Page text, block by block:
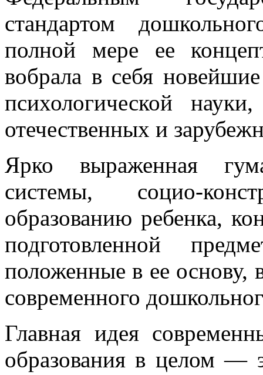
стандартом
полной мере ее
вобрала в себя
психологической
отечественных и
Ярко выраженная
системы, социо-
образованию ребенка,
подготовленной
положенные в ее основу,
современного
Главная идея
образования в целом —